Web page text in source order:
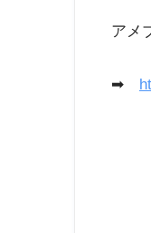
アメ
➡